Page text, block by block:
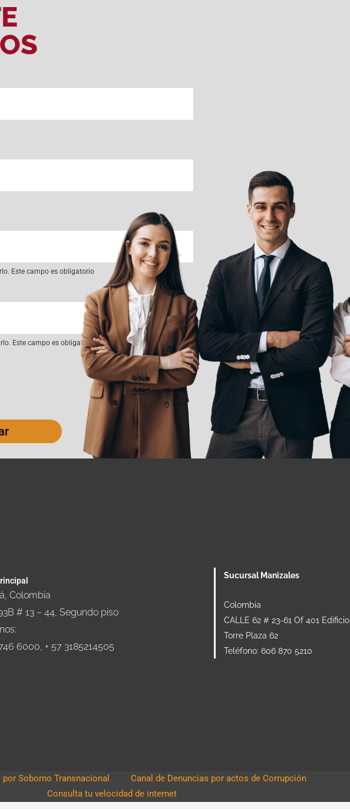
Este campo es obligatorio
Este campo es obligatorio
Colombia
# 13 – 44, Segundo piso
6000, + 57 3185214505
Sucursal Manizales
Colombia
CALLE 62 # 23-61 Of 401 Edificio
Torre Plaza 62
Teléfono: 606 870 5210
Soborno Transnacional
Canal de Denuncias por actos de Corrupción
Consulta tu velocidad de internet